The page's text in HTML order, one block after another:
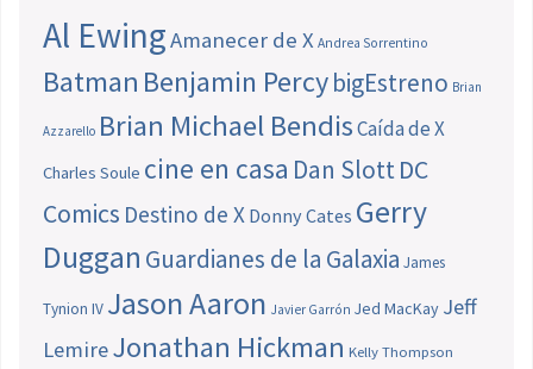
Al EwingAmanecer de X Andrea Sorrentino
Batman Benjamin PercybigEstreno Brian
Azzarello Brian Michael BendisCaída de X
Charles Soule cine en casa Dan SlottDC
Comics Destino de X Donny Cates Gerry
Duggan Guardianes de la Galaxia James
Tynion IV Jason Aaron Javier Garrón Jed MacKay Jeff
LemireJonathan Hickman Kelly Thompson